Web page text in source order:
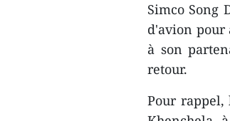
Simco Song
d'avion pour
à son
retour.
Pour